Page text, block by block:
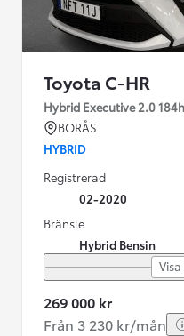
Toyota C-HR
Hybrid Executive 2.0
BORÅS
HYBRID
Registrerad
02-2020
Bränsle
Hybrid Bensin
269 000 kr
Från 3 230 kr/mån